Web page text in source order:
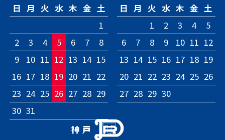
日 月 火 水 木 金 土
1
2
3 4 5 6 7
8
9
10 11 12 13 14 15
16 17 18 19 20 21 22
23 24 25 26 27 28 29
30 31
日 月 火 水 木 金 土
1
2 3 4
5
6
7 8 9 10 11 12
13 14 15 16 17 18 19
20 21 22 23 24 25 26
27 28 29 30